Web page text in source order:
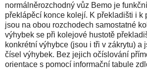
normálněrozchodný vůz Bemo je
překlápěcí konce kolejí. K překladišti i k
jsou na obou rozchodech samostatné
výhybek se při kolejové hustotě
konkrétní výhybce (jsou i tři v zákrytu) a
čísel výhybek. Bez jejich očíslování
orientace s pomocí informační tabule